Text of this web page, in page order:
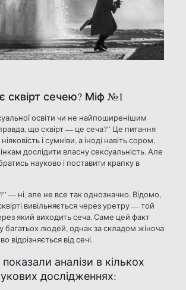
сквірт сечею? Міф №1
освіти чи не найпоширенішим
що сквірт — це сеча?” Це питання
і сумніви, а іноді навіть сором,
дослідити власну сексуальність. Але
науково і поставити крапку в
— ні, але не все так однозначно. Відомо,
вивільняється через уретру — той
який виходить сеча. Саме цей факт
багатьох людей, однак за складом жіноча
відрізняється від сечі.
аналізи в кількох
дослідженнях: